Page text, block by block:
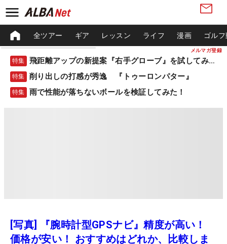
メルマガ登録
全ツアー ギア レッスン ライフ 漫画 ゴル
特集 飛距離アップの新提案『右手グローブ』を試してみた！
特集 削り出しの打感が秀逸 『トゥーロンパター』
特集 雨で性能が落ちないボールを検証してみた！
[写真] 『腕時計型GPSナビ』精度が高い！
価格が安い！ おすすめはどれか、比較しま